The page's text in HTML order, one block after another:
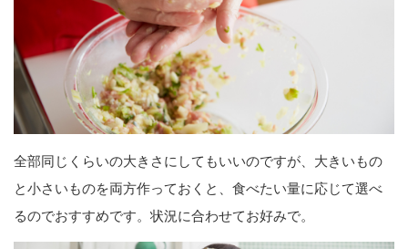
全部同じくらいの大きさにしてもいいのですが、大きいもの
と小さいものを両方作っておくと、食べたい量に応じて選べ
るのでおすすめです。状況に合わせてお好みで。